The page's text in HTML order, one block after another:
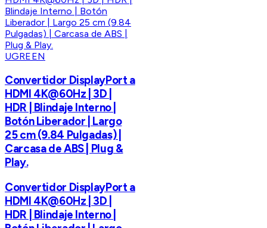
UGREEN
Convertidor DisplayPort a
HDMI 4K@60Hz | 3D |
HDR | Blindaje Interno |
Botón Liberador | Largo
25 cm (9.84 Pulgadas) |
Carcasa de ABS | Plug &
Play.
Convertidor DisplayPort a
HDMI 4K@60Hz | 3D |
HDR | Blindaje Interno |